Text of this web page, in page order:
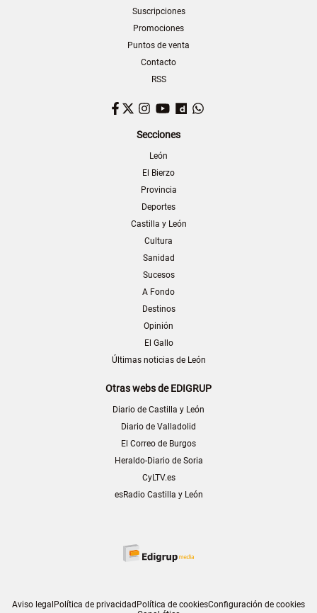
Suscripciones
Promociones
Puntos de venta
Contacto
RSS
Facebook
TwitterInstagram
YouTubeDailymotion
Secciones
León
El Bierzo
Provincia
Deportes
Castilla y León
Cultura
Sanidad
Sucesos
A Fondo
Destinos
Opinión
El Gallo
Últimas noticias de León
Otras webs de EDIGRUP
Diario de Castilla y León
Diario de Valladolid
El Correo de Burgos
Heraldo-Diario de Soria
CyLTV.es
esRadio Castilla y León
Aviso legal Política de privacidad Política de cookiesConfiguración de cookies